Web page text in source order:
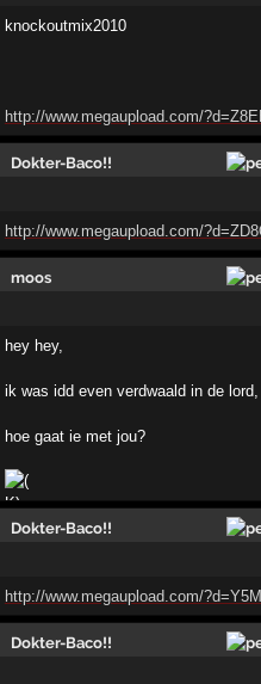
knockoutmix2010
http://www.megaupload.com/
Dokter-Baco!!
http://www.megaupload.com/
moos
hey hey,
ik was idd even verdwaald in de
hoe gaat ie met jou?
Dokter-Baco!!
http://www.megaupload.com/
Dokter-Baco!!